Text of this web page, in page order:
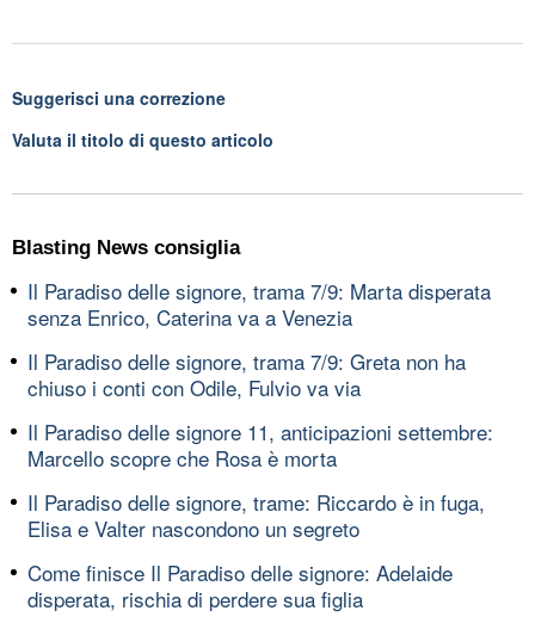
Suggerisci una correzione
Valuta il titolo di questo articolo
Blasting News consiglia
Il Paradiso delle signore, trama 7/9: Marta disperata
senza Enrico, Caterina va a Venezia
Il Paradiso delle signore, trama 7/9: Greta non ha
chiuso i conti con Odile, Fulvio va via
Il Paradiso delle signore 11, anticipazioni settembre:
Marcello scopre che Rosa è morta
Il Paradiso delle signore, trame: Riccardo è in fuga,
Elisa e Valter nascondono un segreto
Come finisce Il Paradiso delle signore: Adelaide
disperata, rischia di perdere sua figlia